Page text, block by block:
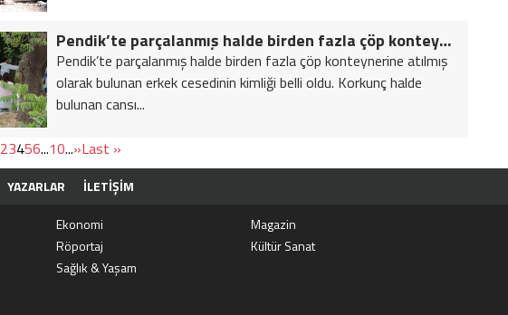
Pendik’te parçalanmış halde birden fazla çöp konteynerine atılmış olarak bulunan erkek cesedinin kimliği belli oldu.
Pendik’te parçalanmış halde birden fazla çöp konteynerine atılmış
olarak bulunan erkek cesedinin kimliği belli oldu. Korkunç halde
bulunan cansı...
23456...10...»Last »
YAZARLAR
İLETIŞIM
Ekonomi
Magazin
Röportaj
Kültür Sanat
Sağlık & Yaşam